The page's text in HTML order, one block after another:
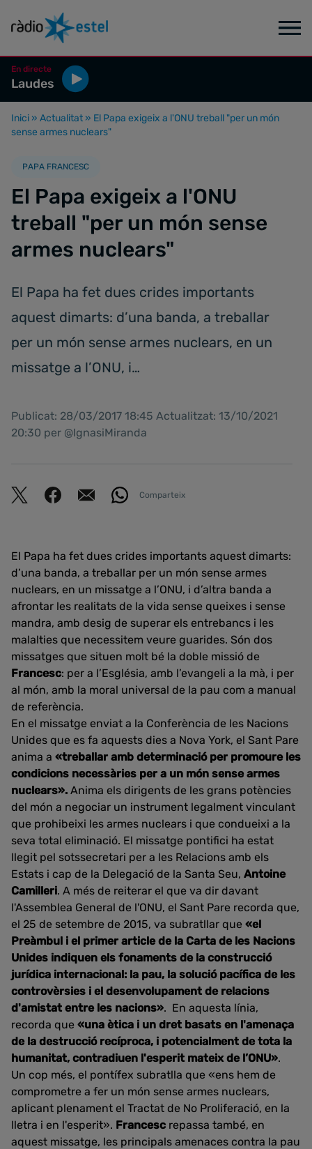
En directe
Laudes
Inici » Actualitat » El Papa exigeix a l'ONU treball "per un món
sense armes nuclears"
PAPA FRANCESC
El Papa exigeix a l'ONU
treball "per un món sense
armes nuclears"
El Papa ha fet dues crides importants
aquest dimarts: d’una banda, a treballar
per un món sense armes nuclears, en un
missatge a l’ONU, i…
Publicat: 28/03/2017 18:45 Actualitzat: 13/10/2021
20:30 per @IgnasiMiranda
Comparteix
El Papa ha fet dues crides importants aquest dimarts:
d’una banda, a treballar per un món sense armes
nuclears, en un missatge a l’ONU, i d’altra banda a
afrontar les realitats de la vida sense queixes i sense
mandra, amb desig de superar els entrebancs i les
malalties que necessitem veure guarides. Són dos
missatges que situen molt bé la doble missió de
Francesc: per a l’Església, amb l’evangeli a la mà, i per
al món, amb la moral universal de la pau com a manual
de referència.
En el missatge enviat a la Conferència de les Nacions
Unides que es fa aquests dies a Nova York, el Sant Pare
anima a «treballar amb determinació per promoure les
condicions necessàries per a un món sense armes
nuclears». Anima els dirigents de les grans potències
del món a negociar un instrument legalment vinculant
que prohibeixi les armes nuclears i que condueixi a la
seva total eliminació. El missatge pontifici ha estat
llegit pel sotssecretari per a les Relacions amb els
Estats i cap de la Delegació de la Santa Seu, Antoine
Camilleri. A més de reiterar el que va dir davant
l'Assemblea General de l'ONU, el Sant Pare recorda que,
el 25 de setembre de 2015, va subratllar que «el
Preàmbul i el primer article de la Carta de les Nacions
Unides indiquen els fonaments de la construcció
jurídica internacional: la pau, la solució pacífica de les
controvèrsies i el desenvolupament de relacions
d'amistat entre les nacions». En aquesta línia,
recorda que «una ètica i un dret basats en l'amenaça
de la destrucció recíproca, i potencialment de tota la
humanitat, contradiuen l'esperit mateix de l’ONU».
Un cop més, el pontífex subratlla que «ens hem de
comprometre a fer un món sense armes nuclears,
aplicant plenament el Tractat de No Proliferació, en la
lletra i en l'esperit». Francesc repassa també, en
aquest missatge, les principals amenaces contra la pau